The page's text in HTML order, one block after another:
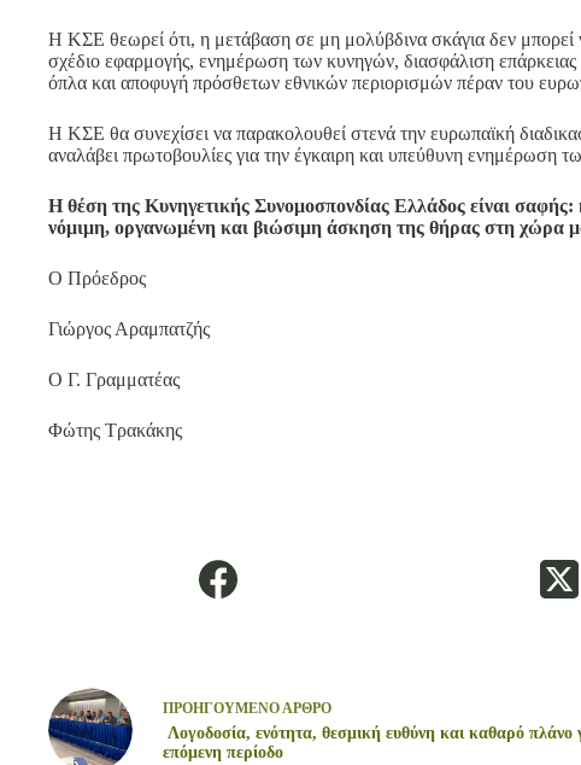
Η ΚΣΕ θεωρεί ότι, η μετάβαση σε μη μολύβδινα σκάγια δεν μπορεί
σχέδιο εφαρμογής, ενημέρωση των κυνηγών, διασφάλιση
όπλα και αποφυγή πρόσθετων εθνικών περιορισμών πέραν του
Η ΚΣΕ θα συνεχίσει να παρακολουθεί στενά την ευρωπαϊκή
αναλάβει πρωτοβουλίες για την έγκαιρη και υπεύθυνη ενημέρωση
Η θέση της Κυνηγετικής Συνομοσπονδίας Ελλάδος είναι
νόμιμη, οργανωμένη και βιώσιμη άσκηση της θήρας στη χώρα
O Πρόεδρος
Γιώργος Αραμπατζής
Ο Γ. Γραμματέας
Φώτης Tρακάκης
ΠΡΟΗΓΟΥΜΕΝΟΑΡΘΡΟ
Λογοδοσία, ενότητα, θεσμική ευθύνη και καθαρό πλάνο
επόμενη περίοδο